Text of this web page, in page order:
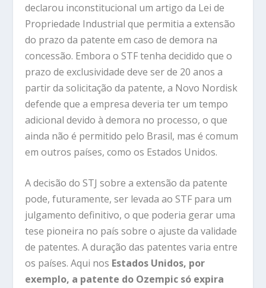
declarou inconstitucional um artigo da Lei de
Propriedade Industrial que permitia a extensão
do prazo da patente em caso de demora na
concessão. Embora o STF tenha decidido que o
prazo de exclusividade deve ser de 20 anos a
partir da solicitação da patente, a Novo Nordisk
defende que a empresa deveria ter um tempo
adicional devido à demora no processo, o que
ainda não é permitido pelo Brasil, mas é comum
em outros países, como os Estados Unidos.
A decisão doSTJ sobre a extensão da patente
pode, futuramente, ser levada ao STF para um
julgamento definitivo, o que poderia gerar uma
tese pioneira no país sobre o ajuste da validade
de patentes.A duração das patentes varia entre
os países. Aqui nos Estados Unidos, por
exemplo, a patente do Ozempic só expira